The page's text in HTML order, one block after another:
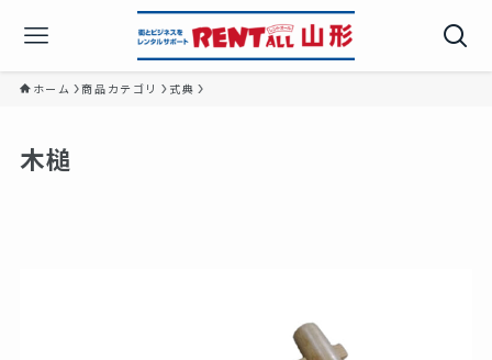
ホーム 商品カテゴリ 式典
木槌